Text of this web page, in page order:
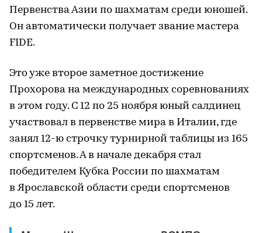
Первенства Азии по шахматам среди юношей.
Он автоматически получает звание мастера
FIDE.
Это уже второе заметное достижение
Прохорова на международных соревнованиях
в этом году. С 12 по 25 ноября юный салдинец
участвовал в первенстве мира в Италии, где
занял 12-ю строчку турнирной таблицы из 165
спортсменов. А в начале декабря стал
победителем Кубка России по шахматам
в Ярославской области среди спортсменов
до 15 лет.